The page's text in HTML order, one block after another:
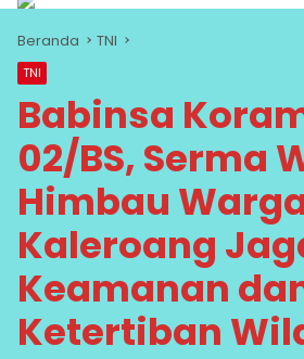
Beranda TNI
TNI
Babinsa
02/BS, Serma
Himbau
Kaleroang
Keamanan
Ketertiban